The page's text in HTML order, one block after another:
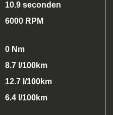
10.9 seconden
6000 RPM
0 Nm
8.7 l/100km
12.7 l/100km
6.4 l/100km